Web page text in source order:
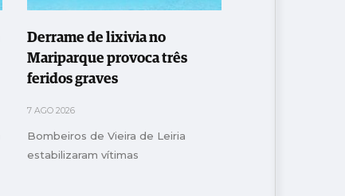
Derrame de lixivia no
Mariparque provoca três
feridos graves
7 AGO 2026
Bombeiros de Vieira de Leiria
estabilizaram vítimas